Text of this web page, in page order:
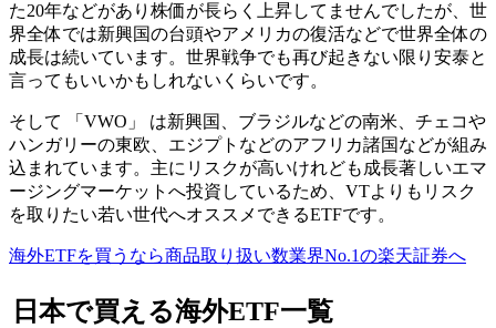
た20年などがあり株価が長らく上昇してませんでしたが、世
界全体では新興国の台頭やアメリカの復活などで世界全体の
成長は続いています。世界戦争でも再び起きない限り安泰と
言ってもいいかもしれないくらいです。
そして 「VWO」 は新興国、ブラジルなどの南米、チェコや
ハンガリーの東欧、エジプトなどのアフリカ諸国などが組み
込まれています。主にリスクが高いけれども成長著しいエマ
ージングマーケットへ投資しているため、VTよりもリスク
を取りたい若い世代へオススメできるETFです。
海外ETFを買うなら商品取り扱い数業界No.1の楽天証券へ
日本で買える海外ETF一覧